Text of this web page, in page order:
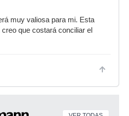
muy valiosa para mi. Esta
que costará conciliar el